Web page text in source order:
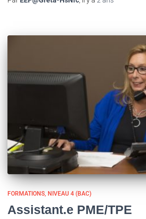
FORMATIONS NIVEAU 4 (BAC)
Assistant.e PME/TPE